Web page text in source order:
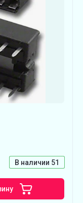
В наличии 51